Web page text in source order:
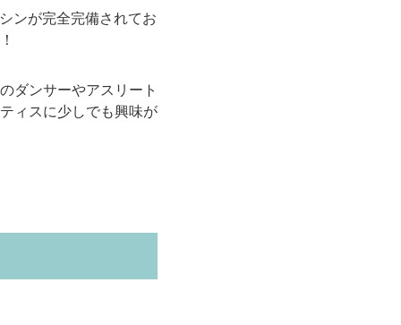
ンが完全完備されてお
ダンサーやアスリート
ィスに少しでも興味が